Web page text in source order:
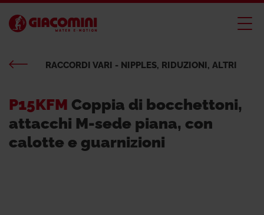
RACCORDI VARI - NIPPLES, RIDUZIONI, ALTRI
P15KFM Coppia di bocchettoni,
attacchi M-sede piana, con
calotte e guarnizioni